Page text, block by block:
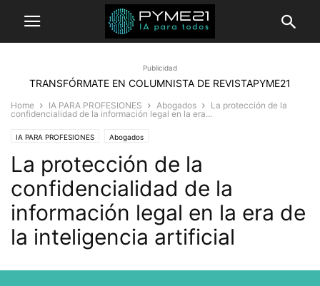
Publicidad
TRANSFÓRMATE EN COLUMNISTA DE REVISTAPYME21
Home IA PARA PROFESIONES Abogados
La protección de la
confidencialidad de la información legal en la era...
IA PARA PROFESIONES Abogados
La protección de la
confidencialidad de la
información legal en la era de
la inteligencia artificial